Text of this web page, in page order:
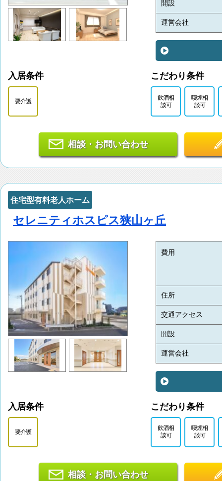
開設
運営会社
入居条件
要介護
こだわり条件
飲酒相
談可
喫煙相
談可
相談・お問い合わせ
住宅型有料老人ホーム
セレニティホスピス狭山ヶ丘
費用
住所
交通アクセス
開設
運営会社
入居条件
要介護
こだわり条件
飲酒相
談可
喫煙相
談可
相談・お問い合わせ